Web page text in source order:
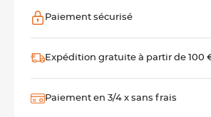
Paiement sécurisé
Expédition gratuite à partir de 100
Paiement en 3/4 x sans frais